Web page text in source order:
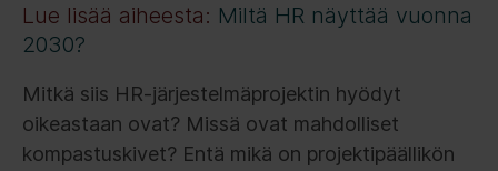
Lue lisää aiheesta: Miltä HR näyttää vuonna
2030?
Mitkä siis HR-järjestelmäprojektin hyödyt
oikeastaan ovat? Missä ovat mahdolliset
kompastuskivet? Entä mikä on projektipäällikön